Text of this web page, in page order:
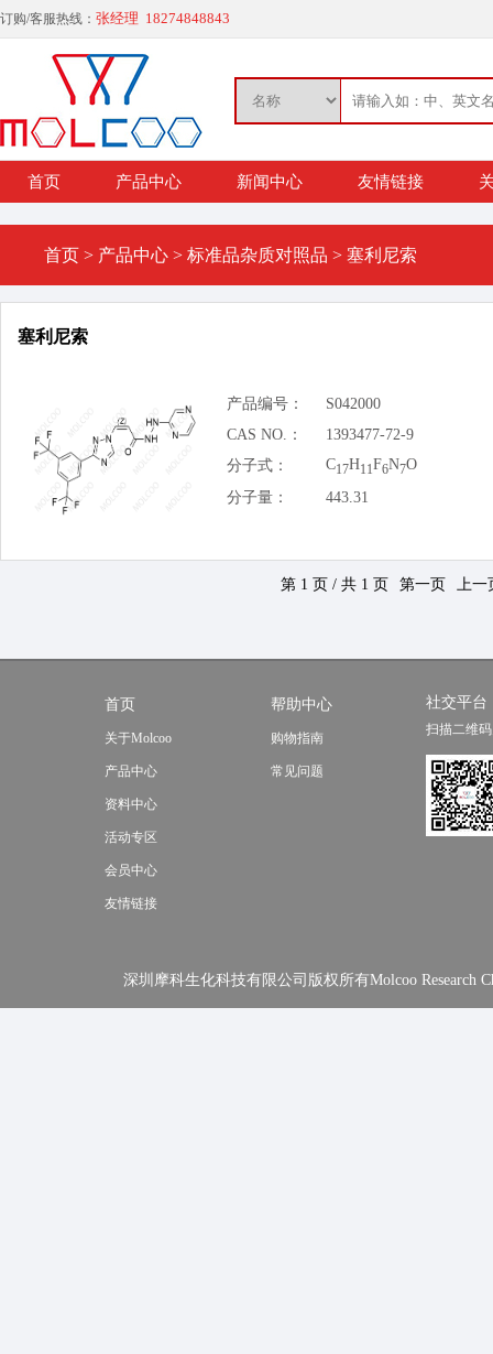
订购/客服热线： 张经理 18274848843
首页 产品中心 新闻中心 友情链接
首页 > 产品中心 > 标准品杂质对照品 > 塞利尼索
塞利尼索
产品编号：
S042000
CAS NO.：
1393477-72-9
分子式：
C17H11F6N7O
分子量：
443.31
第 1 页 / 共 1 页 第一页 上一
首页
关于Molcoo
产品中心
资料中心
活动专区
会员中心
友情链接
帮助中心
购物指南
常见问题
社交平台
扫描二维
深圳摩科生化科技有限公司版权所有Molcoo Research